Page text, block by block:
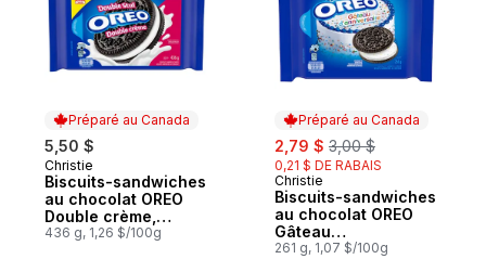
Préparé au Canada
5,50 $
Préparé au Canada
Christie
Biscuits-sandwiches
au chocolat OREO
Double crème,
format familial
436 g, 1,26 $/100g
Préparé au Canada
sale:
2,79 $ , formerly:
3,00 $
0,21 $ DE RABAIS
Préparé au Canada
Christie
Biscuits-sandwiches
au chocolat OREO
Gâteau
d’anniversaire
261 g, 1,07 $/100g